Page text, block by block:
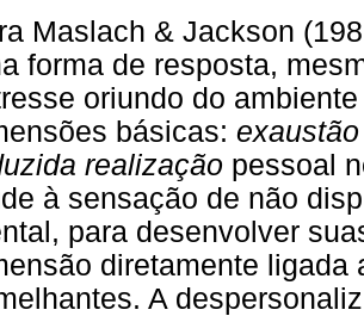
Maslach & Jackson
forma de resposta,
oriundo do
básicas:
realização pessoal
à sensação de não
para desenvolver
diretamente
A